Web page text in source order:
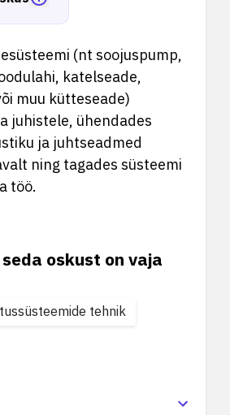
(nt soojuspump,
katelseade,
muu kütteseade)
juhistele, ühendades
ja juhtseadmed
ning tagades süsteemi
töö.
oskust on vaja
tehnik